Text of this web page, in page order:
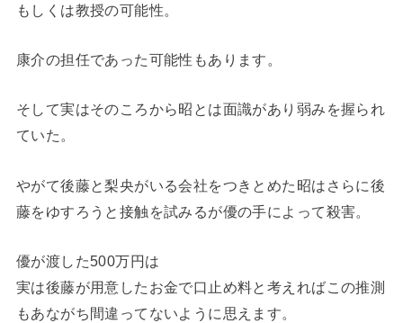
もしくは教授の可能性。
康介の担任であった可能性もあります。
そして実はそのころから昭とは面識があり弱みを握られ
ていた。
やがて後藤と梨央がいる会社をつきとめた昭はさらに後
藤をゆすろうと接触を試みるが優の手によって殺害。
優が渡した500万円は
実は後藤が用意したお金で口止め料と考えればこの推測
もあながち間違ってないように思えます。